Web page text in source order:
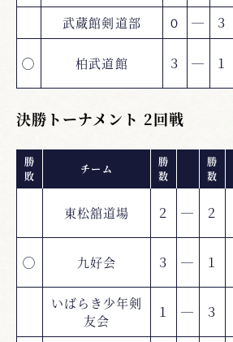
武蔵館剣道部
０ ― ３
◯ 柏武道館 ３ ― １
決勝トーナメント 2回戦
勝
敗
チーム
勝
数
勝
数
東松舘道場 ２ ― ２
◯ 九好会 ３ ― １
いばらき少年剣
友会
１ ― ３